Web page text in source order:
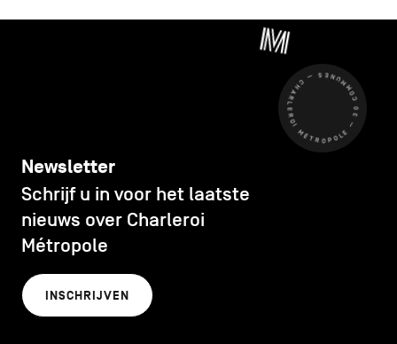
CHARLEROI MÉTROPOLE — 30 COMMUNES —
Newsletter
Schrijf u in voor het laatste
nieuws over Charleroi
Métropole
INSCHRIJVEN